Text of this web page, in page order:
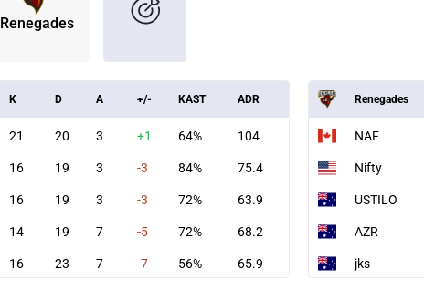
Renegades
K D A +/- KAST ADR
21 20 3 +1 64% 104
16 19 3 -3 84% 75.4
16 19 3 -3 72% 63.9
14 19 7 -5 72% 68.2
16 23 7 -7 56% 65.9
Renegades
NAF
Nifty
USTILO
AZR
jks